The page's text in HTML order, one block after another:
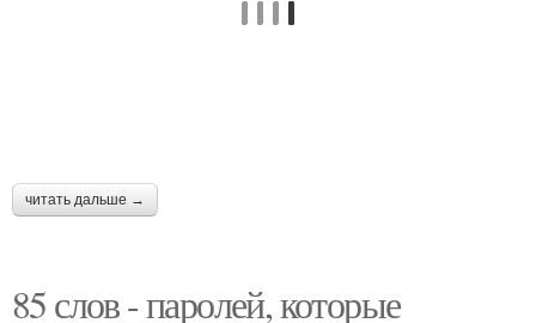
читать дальше →
85 слов - паролей, которые